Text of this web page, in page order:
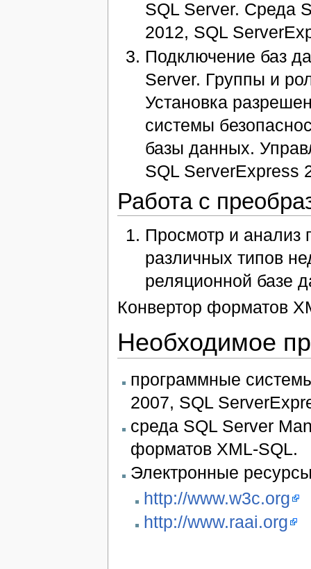
SQL Server. Среда
2012, SQL
Подключение баз
Server. Группы и
Установка
системы
базы данных.
SQL ServerExpress
Работа с
Просмотр и
различных типов
реляционной базе
Конвертор форматов
Необходимое
программные
2007, SQL
среда SQL Server
форматов XML-SQL.
Электронные
http://www.w3c.org
http://www.raai.org